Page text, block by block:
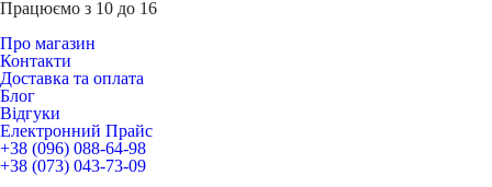
Працюємо з 10 до 16
Про магазин
Контакти
Доставка та оплата
Блог
Відгуки
Електронний Прайс
+38 (096) 088-64-98
+38 (073) 043-73-09